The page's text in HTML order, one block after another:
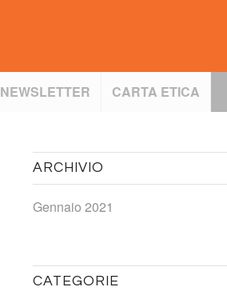
NEWSLETTER CARTA ETICA
ARCHIVIO
Gennaio 2021
CATEGORIE